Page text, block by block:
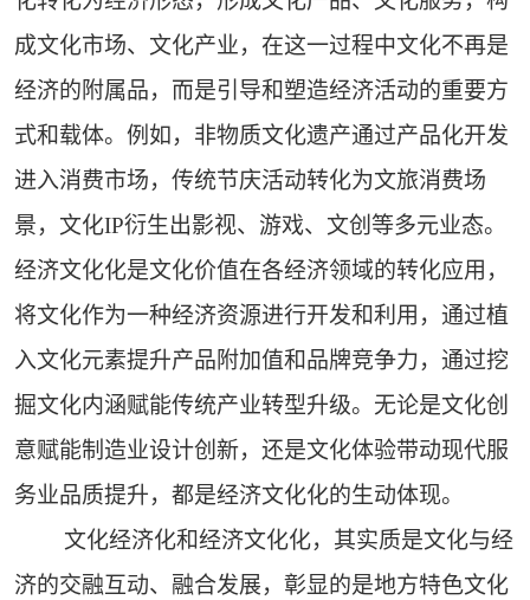
成文化市场、文化产业，在这一过程中文化不再是
经济的附属品，而是引导和塑造经济活动的重要方
式和载体。例如，非物质文化遗产通过产品化开发
进入消费市场，传统节庆活动转化为文旅消费场
景，文化IP衍生出影视、游戏、文创等多元业态。
经济文化化是文化价值在各经济领域的转化应用，
将文化作为一种经济资源进行开发和利用，通过植
入文化元素提升产品附加值和品牌竞争力，通过挖
掘文化内涵赋能传统产业转型升级。无论是文化创
意赋能制造业设计创新，还是文化体验带动现代服
务业品质提升，都是经济文化化的生动体现。
文化经济化和经济文化化，其实质是文化与经
济的交融互动、融合发展，彰显的是地方特色文化